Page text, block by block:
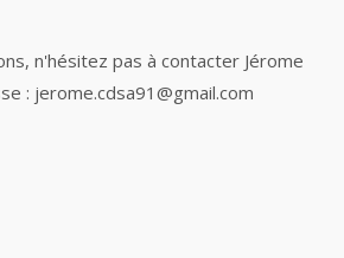
n'hésitez pas à contacter Jérome
: jerome.cdsa91@gmail.com